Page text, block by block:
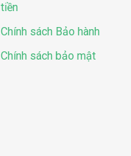
tiền
Chính sách Bảo hành
Chính sách bảo mật